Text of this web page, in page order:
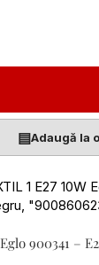
▤Adaugă la
900341 –